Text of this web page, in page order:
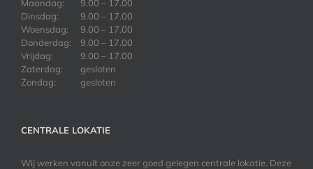
Maandag:
9.00 – 17.00
Dinsdag:
9.00 – 17.00
Woensdag:
9.00 – 17.00
Donderdag:
9.00 – 17.00
Vrijdag:
9.00 – 17.00
Zaterdag:
gesloten
Zondag:
gesloten
CENTRALE LOKATIE
Wij werken vanuit onze zeer goed gelegen centrale lokatie. Deze